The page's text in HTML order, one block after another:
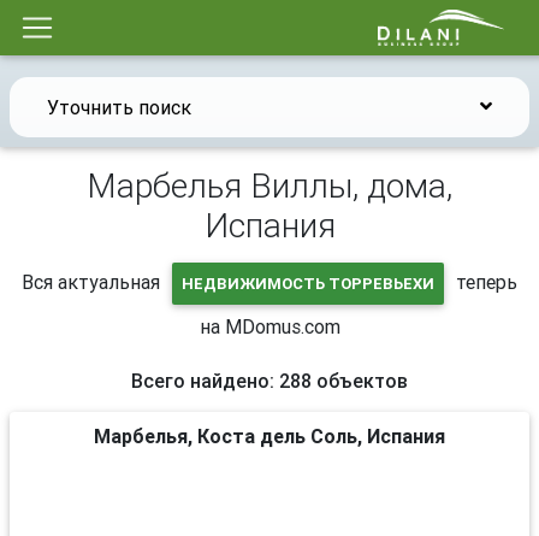
Уточнить поиск
Марбелья Виллы, дома,
Испания
Вся актуальная НЕДВИЖИМОСТЬ ТОРРЕВЬЕХИ
теперь
на MDomus.com
Всего найдено: 288 объектов
Марбелья, Коста дель Соль, Испания